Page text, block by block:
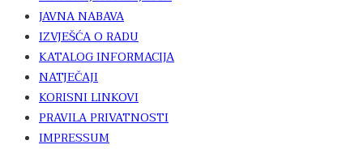
JAVNA NABAVA
IZVJEŠĆA O RADU
KATALOG INFORMACIJA
NATJEČAJI
KORISNI LINKOVI
PRAVILA PRIVATNOSTI
IMPRESSUM